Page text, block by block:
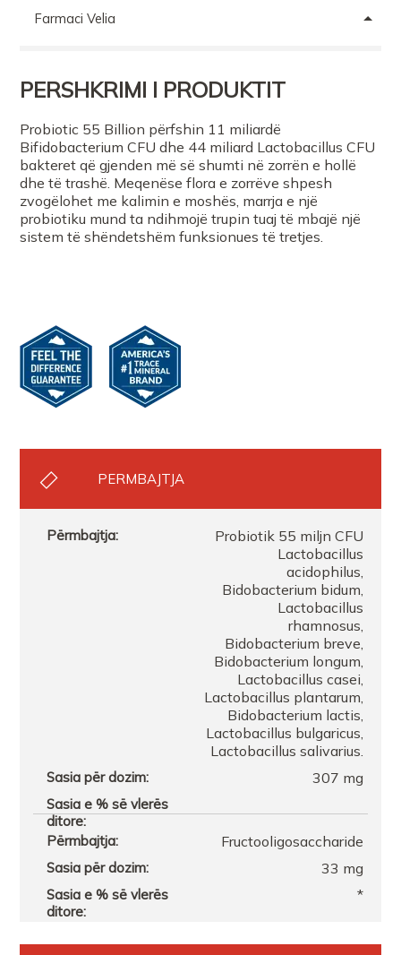
Farmaci Velia
FARMACI BIO PLUS SHPK
FARMACI BIO PLUS SHPK
FARMACI JULI PATOS
FARMACI FLORI
Farmaci Orange farmaci 007
PERSHKRIMI I PRODUKTIT
Probiotic 55 Billion përfshin 11 miliardë
Bifidobacterium CFU dhe 44 miliard Lactobacillus CFU
bakteret që gjenden më së shumti në zorrën e hollë
dhe të trashë. Meqenëse flora e zorrëve shpesh
zvogëlohet me kalimin e moshës, marrja e një
probiotiku mund ta ndihmojë trupin tuaj të mbajë një
sistem të shëndetshëm funksionues të tretjes.
PERMBAJTJA
Probiotik 55 miljn CFU
Lactobacillus
acidophilus,
Bidobacterium bidum,
Lactobacillus
rhamnosus,
Bidobacterium breve,
Bidobacterium longum,
Lactobacillus casei,
Lactobacillus plantarum,
Bidobacterium lactis,
Lactobacillus bulgaricus,
Lactobacillus salivarius.
307 mg
Fructooligosaccharide
33 mg
*